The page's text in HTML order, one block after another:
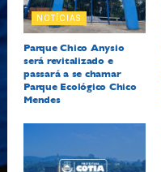
NOTÍCIAS
Parque Chico Anysio
será revitalizado e
passará a se chamar
Parque Ecológico Chico
Mendes